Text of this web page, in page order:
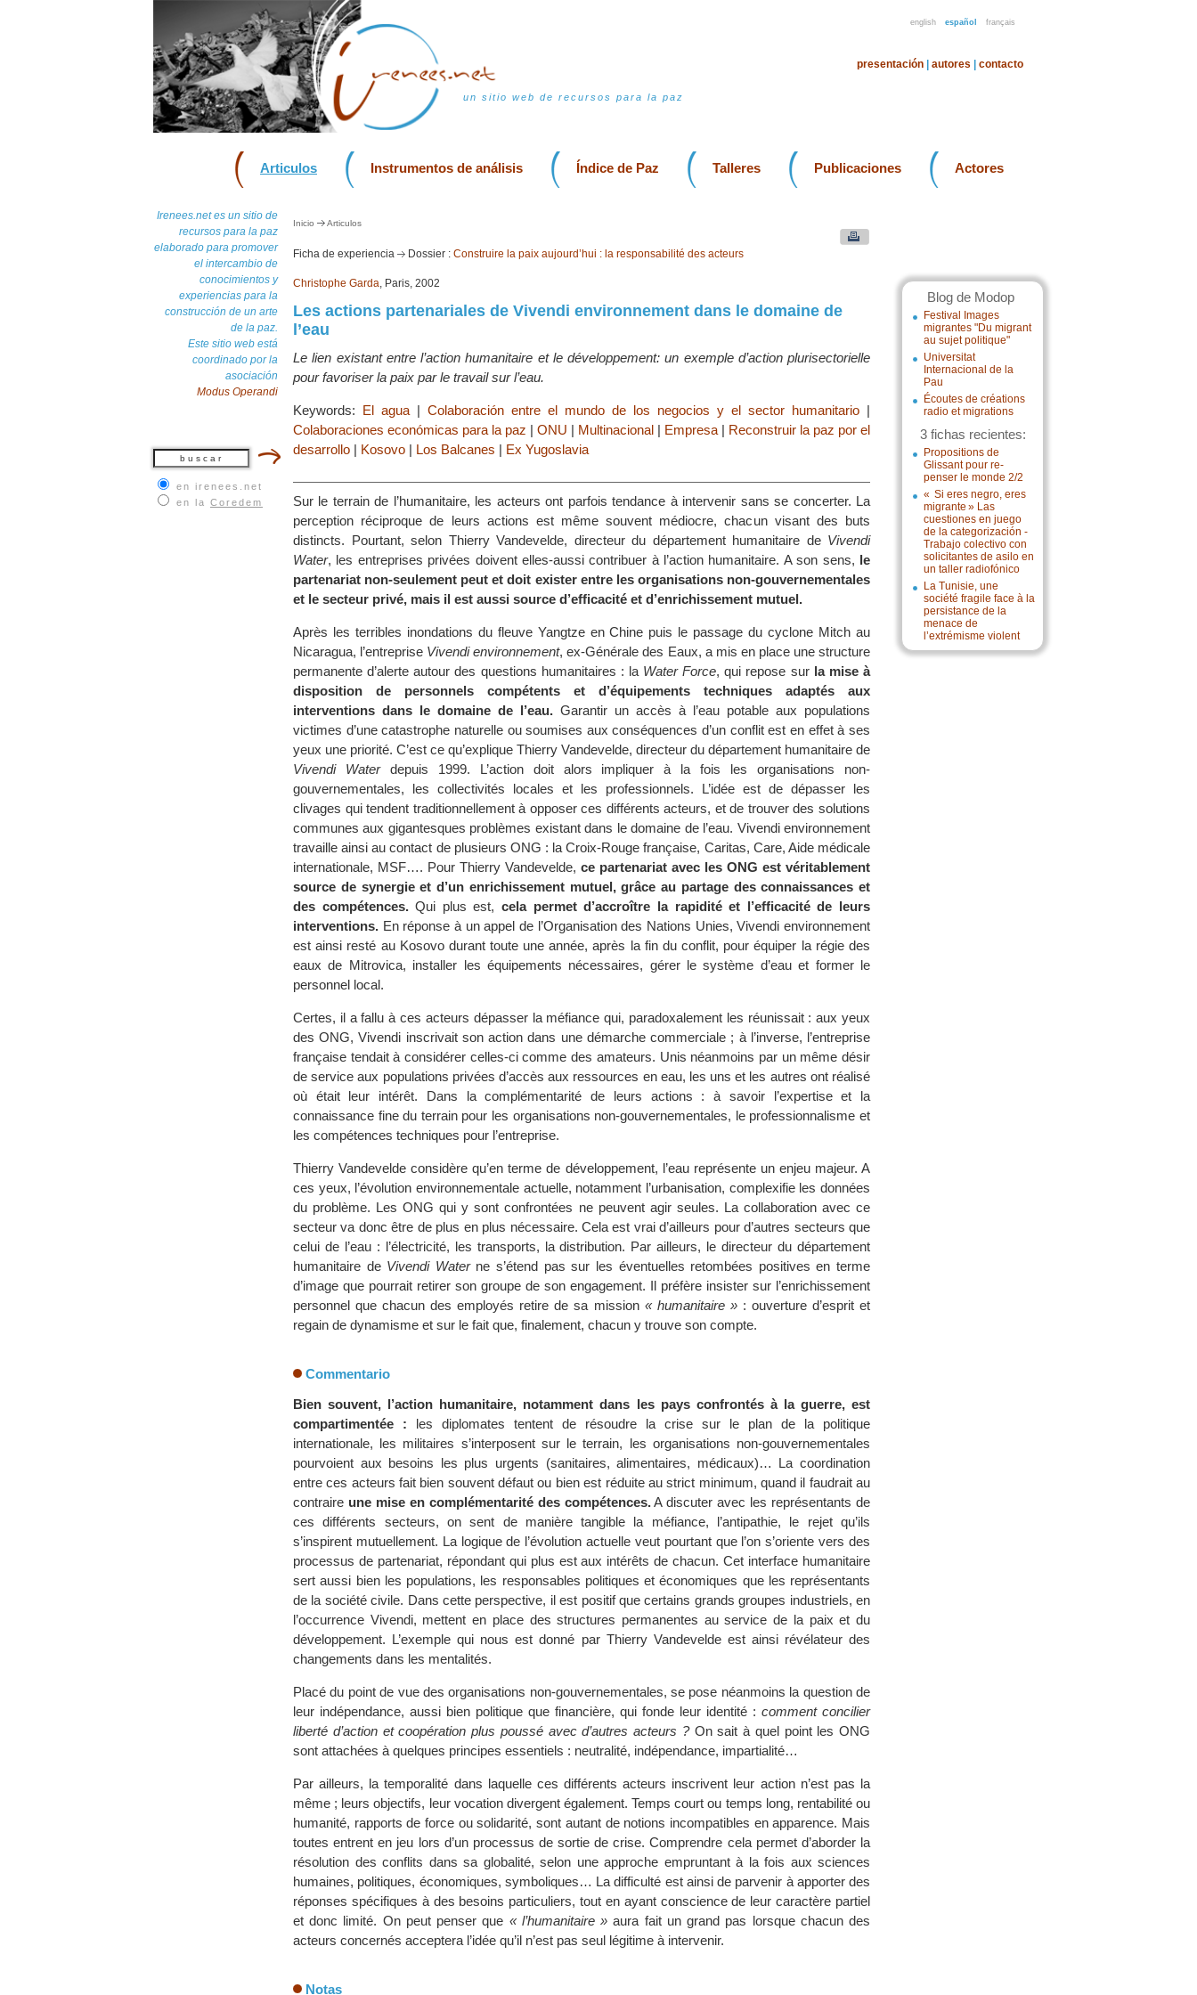
english español français
un sitio web de recursos para la paz
presentación autores contacto
Articulos Instrumentos de análisis Índice de Paz Talleres Publicaciones Actores
Irenees.net es un sitio de
recursos para la paz
elaborado para promover
el intercambio de
conocimientos y
experiencias para la
construcción de un arte
de la paz.
Este sitio web está
coordinado por la
asociación
Modus Operandi
en irenees.net
en la Coredem
Blog de Modop
Festival Images
migrantes "Du migrant
au sujet politique"
Universitat
Internacional de la
Pau
Écoutes de créations
radio et migrations
3 fichas recientes:
Propositions de
Glissant pour re-
penser le monde 2/2
« Si eres negro, eres
migrante » Las
cuestiones en juego
de la categorización -
Trabajo colectivo con
solicitantes de asilo en
un taller radiofónico
La Tunisie, une
société fragile face à la
persistance de la
menace de
l’extrémisme violent
Inicio Articulos
Ficha de experiencia Dossier : Construire la paix aujourd’hui : la responsabilité des acteurs
Christophe Garda, Paris, 2002
Les actions partenariales de Vivendi environnement dans le domaine de
l’eau
Le lien existant entre l’action humanitaire et le développement: un exemple d’action plurisectorielle
pour favoriser la paix par le travail sur l’eau.
Keywords: El agua | Colaboración entre el mundo de los negocios y el sector humanitario |
Colaboraciones económicas para la paz | ONU | Multinacional | Empresa | Reconstruir la paz por el
desarrollo | Kosovo | Los Balcanes | Ex Yugoslavia
Sur le terrain de l’humanitaire, les acteurs ont parfois tendance à intervenir sans se concerter. La
perception réciproque de leurs actions est même souvent médiocre, chacun visant des buts
distincts. Pourtant, selon Thierry Vandevelde, directeur du département humanitaire de Vivendi
Water, les entreprises privées doivent elles-aussi contribuer à l’action humanitaire. A son sens, le
partenariat non-seulement peut et doit exister entre les organisations non-gouvernementales
et le secteur privé, mais il est aussi source d’efficacité et d’enrichissement mutuel.
Après les terribles inondations du fleuve Yangtze en Chine puis le passage du cyclone Mitch au
Nicaragua, l’entreprise Vivendi environnement, ex-Générale des Eaux, a mis en place une structure
permanente d’alerte autour des questions humanitaires : la Water Force, qui repose sur la mise à
disposition de personnels compétents et d’équipements techniques adaptés aux
interventions dans le domaine de l’eau. Garantir un accès à l’eau potable aux populations
victimes d’une catastrophe naturelle ou soumises aux conséquences d’un conflit est en effet à ses
yeux une priorité. C’est ce qu’explique Thierry Vandevelde, directeur du département humanitaire de
Vivendi Waterdepuis 1999. L’action doit alors impliquer à la fois les organisations non-
gouvernementales, les collectivités locales et les professionnels. L’idée est de dépasser les
clivages qui tendent traditionnellement à opposer ces différents acteurs, et de trouver des solutions
communes aux gigantesques problèmes existant dans le domaine de l’eau. Vivendi environnement
travaille ainsi au contact de plusieurs ONG : la Croix-Rouge française, Caritas, Care, Aide médicale
internationale, MSF…. Pour Thierry Vandevelde, ce partenariat avec les ONG est véritablement
source de synergie et d’un enrichissement mutuel, grâce au partage des connaissances et
des compétences.Qui plus est,cela permet d’accroître la rapidité et l’efficacité de leurs
interventions. En réponse à un appel de l’Organisation des Nations Unies, Vivendi environnement
est ainsi resté au Kosovo durant toute une année, après la fin du conflit, pour équiper la régie des
eaux de Mitrovica, installer les équipements nécessaires, gérer le système d’eau et former le
personnel local.
Certes, il a fallu à ces acteurs dépasser la méfiance qui, paradoxalement les réunissait : aux yeux
des ONG, Vivendi inscrivait son action dans une démarche commerciale ; à l’inverse, l’entreprise
française tendait à considérer celles-ci comme des amateurs. Unis néanmoins par un même désir
de service aux populations privées d’accès aux ressources en eau, les uns et les autres ont réalisé
où était leur intérêt. Dans la complémentarité de leurs actions : à savoir l’expertise et la
connaissance fine du terrain pour les organisations non-gouvernementales, le professionnalisme et
les compétences techniques pour l’entreprise.
Thierry Vandevelde considère qu’en terme de développement, l’eau représente un enjeu majeur. A
ces yeux, l’évolution environnementale actuelle, notamment l’urbanisation, complexifie les données
du problème. Les ONG qui y sont confrontées ne peuvent agir seules. La collaboration avec ce
secteur va donc être de plus en plus nécessaire. Cela est vrai d’ailleurs pour d’autres secteurs que
celui de l’eau : l’électricité, les transports, la distribution. Par ailleurs, le directeur du département
humanitaire de Vivendi Waterne s’étend pas sur les éventuelles retombées positives en terme
d’image que pourrait retirer son groupe de son engagement. Il préfère insister sur l’enrichissement
personnel que chacun des employés retire de sa mission « humanitaire »: ouverture d’esprit et
regain de dynamisme et sur le fait que, finalement, chacun y trouve son compte.
Commentario
Bien souvent, l’action humanitaire, notamment dans les pays confrontés à la guerre, est
compartimentée : les diplomates tentent de résoudre la crise sur le plan de la politique
internationale, les militaires s’interposent sur le terrain, les organisations non-gouvernementales
pourvoient aux besoins les plus urgents (sanitaires, alimentaires, médicaux)… La coordination
entre ces acteurs fait bien souvent défaut ou bien est réduite au strict minimum, quand il faudrait au
contraire une mise en complémentarité des compétences.A discuter avec les représentants de
ces différents secteurs, on sent de manière tangible la méfiance, l’antipathie, le rejet qu’ils
s’inspirent mutuellement. La logique de l’évolution actuelle veut pourtant que l’on s’oriente vers des
processus de partenariat, répondant qui plus est aux intérêts de chacun. Cet interface humanitaire
sert aussi bien les populations, les responsables politiques et économiques que les représentants
de la société civile. Dans cette perspective, il est positif que certains grands groupes industriels, en
l’occurrence Vivendi, mettent en place des structures permanentes au service de la paix et du
développement. L’exemple qui nous est donné par Thierry Vandevelde est ainsi révélateur des
changements dans les mentalités.
Placé du point de vue des organisations non-gouvernementales, se pose néanmoins la question de
leur indépendance, aussi bien politique que financière, qui fonde leur identité : comment concilier
liberté d’action et coopération plus poussé avec d’autres acteurs ?On sait à quel point les ONG
sont attachées à quelques principes essentiels : neutralité, indépendance, impartialité…
Par ailleurs, la temporalité dans laquelle ces différents acteurs inscrivent leur action n’est pas la
même ; leurs objectifs, leur vocation divergent également. Temps court ou temps long, rentabilité ou
humanité, rapports de force ou solidarité, sont autant de notions incompatibles en apparence. Mais
toutes entrent en jeu lors d’un processus de sortie de crise. Comprendre cela permet d’aborder la
résolution des conflits dans sa globalité, selon une approche empruntant à la fois aux sciences
humaines, politiques, économiques, symboliques… La difficulté est ainsi de parvenir à apporter des
réponses spécifiques à des besoins particuliers, tout en ayant conscience de leur caractère partiel
et donc limité. On peut penser que « l’humanitaire » aura fait un grand pas lorsque chacun des
acteurs concernés acceptera l’idée qu’il n’est pas seul légitime à intervenir.
Notas